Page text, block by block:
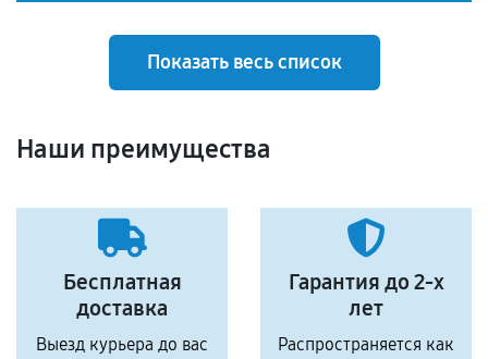
Показать весь список
Наши преимущества
Бесплатная
доставка
Выезд курьера до вас
Гарантия до 2-х
лет
Распространяется как